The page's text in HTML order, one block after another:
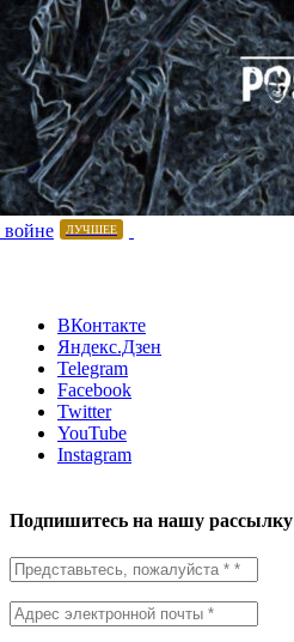
ЛУЧШЕЕ
ВКонтакте
Яндекс.Дзен
Telegram
Facebook
Twitter
YouTube
Instagram
Подпишитесь на нашу рассылку